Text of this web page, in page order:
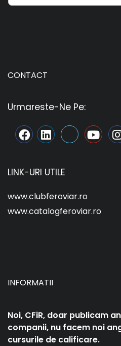
CONTACT
Urmareste-Ne Pe:
LINK-URI UTILE
www.clubferoviar.ro
www.catalogferoviar.ro
INFORMATII
Noi, CFiR, doar publicam
companii, nu facem noi
cursurile de calificare.